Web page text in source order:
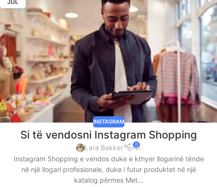
JUL
INSTAGRAM
Si të vendosni Instagram Shopping
Lara Bakker 0
Instagram Shopping e vendos duke e kthyer llogarinë tënde
në një llogari profesionale, duke i futur produktet në një
katalog përmes Met...